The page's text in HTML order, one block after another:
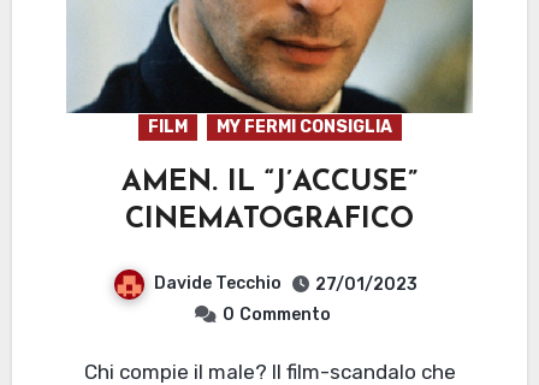
FILM MY FERMI CONSIGLIA
AMEN. IL “J’ACCUSE”
CINEMATOGRAFICO
Davide Tecchio
27/01/2023
0 Commento
Chi compie il male? Il film-scandalo che